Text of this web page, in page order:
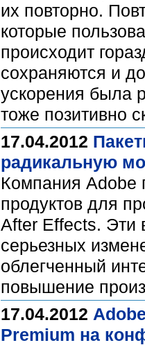
их повторно.
которые
происходит
сохраняются и
ускорения была
тоже позитивно
17.04.2012
радикальную
Компания Adobe
продуктов для
After Effects. Эти
серьезных
облегченный
повышение
17.04.2012
Premium на